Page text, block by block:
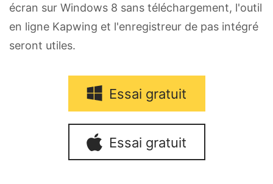
écran sur Windows 8 sans téléchargement, l'outil
en ligne Kapwing et l'enregistreur de pas intégré
seront utiles.
Essai gratuit
Essai gratuit